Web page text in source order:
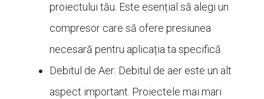
proiectului tău. Este esențial să alegi un
compresor care să ofere presiunea
necesară pentru aplicația ta specifică.
Debitul de Aer: Debitul de aer este un alt
aspect important. Proiectele mai mari